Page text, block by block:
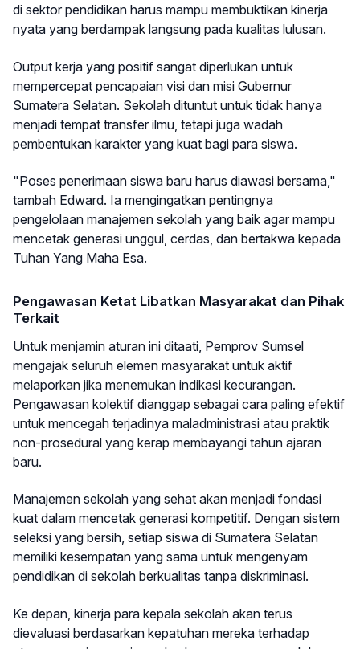
di sektor pendidikan harus mampu membuktikan kinerja
nyata yang berdampak langsung pada kualitas lulusan.
Output kerja yang positif sangat diperlukan untuk
mempercepat pencapaian visi dan misi Gubernur
Sumatera Selatan. Sekolah dituntut untuk tidak hanya
menjadi tempat transfer ilmu, tetapi juga wadah
pembentukan karakter yang kuat bagi para siswa.
"Poses penerimaan siswa baru harus diawasi bersama,"
tambah Edward. Ia mengingatkan pentingnya
pengelolaan manajemen sekolah yang baik agar mampu
mencetak generasi unggul, cerdas, dan bertakwa kepada
Tuhan Yang Maha Esa.
Pengawasan Ketat Libatkan Masyarakat dan Pihak
Terkait
Untuk menjamin aturan ini ditaati, Pemprov Sumsel
mengajak seluruh elemen masyarakat untuk aktif
melaporkan jika menemukan indikasi kecurangan.
Pengawasan kolektif dianggap sebagai cara paling efektif
untuk mencegah terjadinya maladministrasi atau praktik
non-prosedural yang kerap membayangi tahun ajaran
baru.
Manajemen sekolah yang sehat akan menjadi fondasi
kuat dalam mencetak generasi kompetitif. Dengan sistem
seleksi yang bersih, setiap siswa di Sumatera Selatan
memiliki kesempatan yang sama untuk mengenyam
pendidikan di sekolah berkualitas tanpa diskriminasi.
Ke depan, kinerja para kepala sekolah akan terus
dievaluasi berdasarkan kepatuhan mereka terhadap